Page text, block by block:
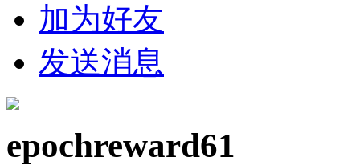
加为好友
发送消息
epochreward61